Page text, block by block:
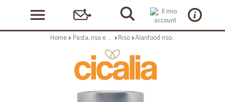
Home Pasta, riso e cerali Riso Alanfood risotto ai funghi porcini gr.450